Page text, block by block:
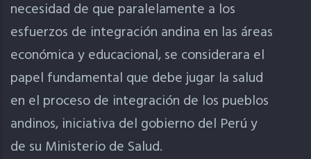
necesidad de que paralelamente a los
esfuerzos de integración andina en las áreas
económica y educacional, se considerara el
papel fundamental que debe jugar la salud
en el proceso de integración de los pueblos
andinos, iniciativa del gobierno del Perú y
de su Ministerio de Salud.